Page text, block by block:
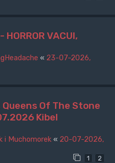
VACUI,
« 23-07-2026,
Of The Stone
Kibel
i Muchomorek « 20-07-2026,
1 2